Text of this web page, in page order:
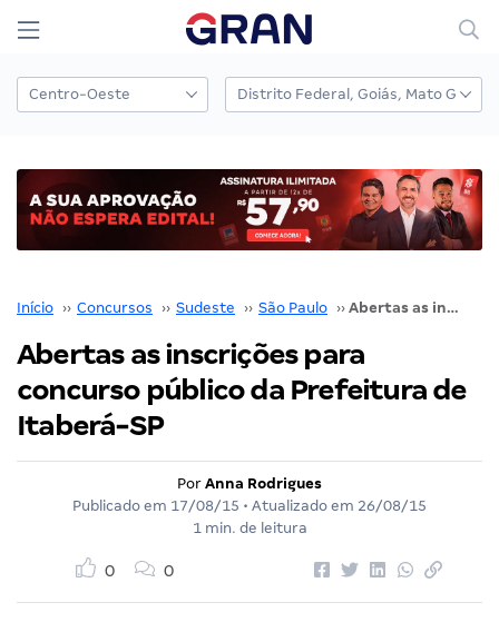
Início ›› Concursos ›› Sudeste ›› São Paulo ›› Abertas as inscrições para concurso público da Prefeitura de Itaberá-SP
Abertas as inscrições para
concurso público da Prefeitura de
Itaberá-SP
Por Anna Rodrigues
Publicado em 17/08/15 • Atualizado em 26/08/15
1 min. de leitura
0 0